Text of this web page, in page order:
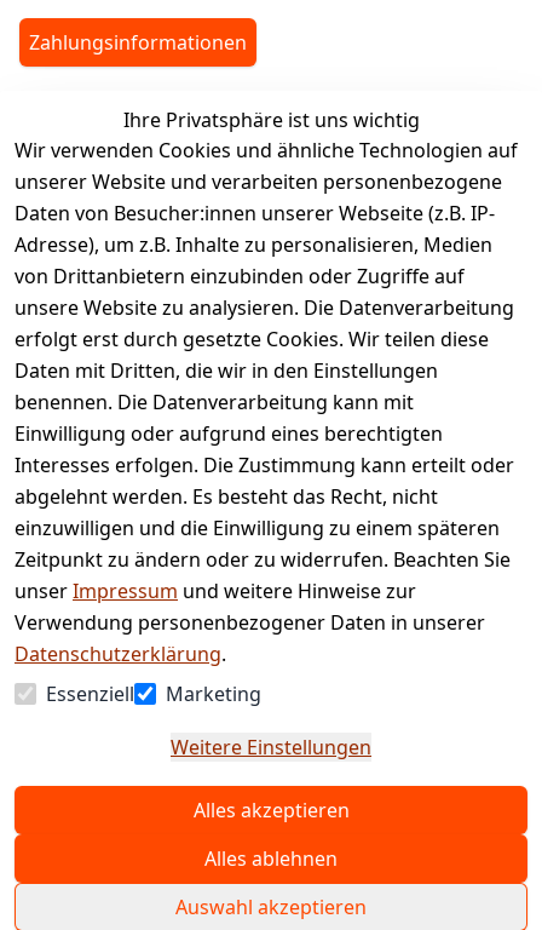
Zahlungsinformationen
legalDetails
Ihre Privatsphäre ist uns wichtig
Wir verwenden Cookies und ähnliche Technologien auf
unserer Website und verarbeiten personenbezogene
Daten von Besucher:innen unserer Webseite (z.B. IP-
Adresse), um z.B. Inhalte zu personalisieren, Medien
von Drittanbietern einzubinden oder Zugriffe auf
unsere Website zu analysieren. Die Datenverarbeitung
erfolgt erst durch gesetzte Cookies. Wir teilen diese
Daten mit Dritten, die wir in den Einstellungen
benennen. Die Datenverarbeitung kann mit
Einwilligung oder aufgrund eines berechtigten
Interesses erfolgen. Die Zustimmung kann erteilt oder
abgelehnt werden. Es besteht das Recht, nicht
einzuwilligen und die Einwilligung zu einem späteren
Zeitpunkt zu ändern oder zu widerrufen. Beachten Sie
unserImpressum und weitere Hinweise zur
Verwendung personenbezogener Daten in unserer
Datenschutzerklärung.
Essenziell
Marketing
Weitere Einstellungen
Alles akzeptieren
Alles ablehnen
Auswahl akzeptieren
Rechtliches
AGB
Impressum
Datenschutze
rklärung
Barrierefreihe
itserklärung
Widerrufsrec
ht
Services
Kontakt
Registrieren
Retourenpo
rtal
Vertrag
widerrufen
© Copyright 2025 www.etc-shop.de GmbH & Co.
KG | Technische Änderungen, Tippfehler und
Irrtum vorbehalten. Preise inkl. MwSt. und zzgl.
Versand